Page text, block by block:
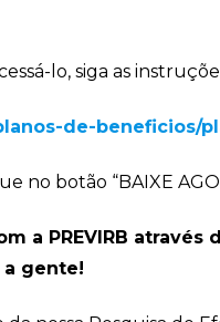
lo, siga as
de-beneficios/
no botão “BAIXE
a PREVIRB
gente!